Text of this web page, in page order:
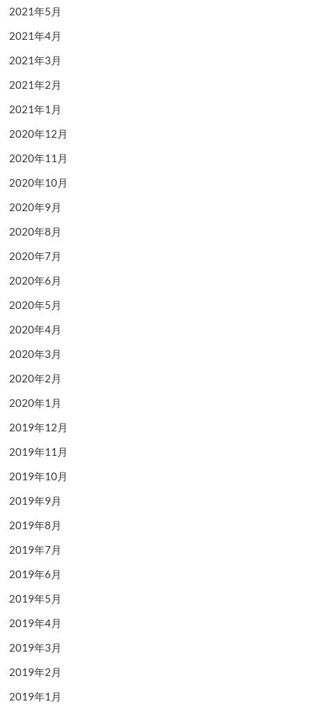
2021年5月
2021年4月
2021年3月
2021年2月
2021年1月
2020年12月
2020年11月
2020年10月
2020年9月
2020年8月
2020年7月
2020年6月
2020年5月
2020年4月
2020年3月
2020年2月
2020年1月
2019年12月
2019年11月
2019年10月
2019年9月
2019年8月
2019年7月
2019年6月
2019年5月
2019年4月
2019年3月
2019年2月
2019年1月